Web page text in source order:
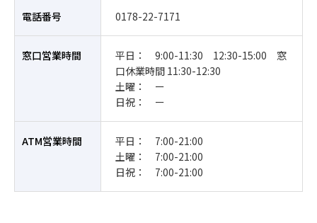
電話番号 0178-22-7171
窓口営業時間
平日： 9:00-11:30 12:30-15:00 窓
口休業時間 11:30-12:30
土曜： ー
日祝： ー
ATM営業時間
平日： 7:00-21:00
土曜： 7:00-21:00
日祝： 7:00-21:00